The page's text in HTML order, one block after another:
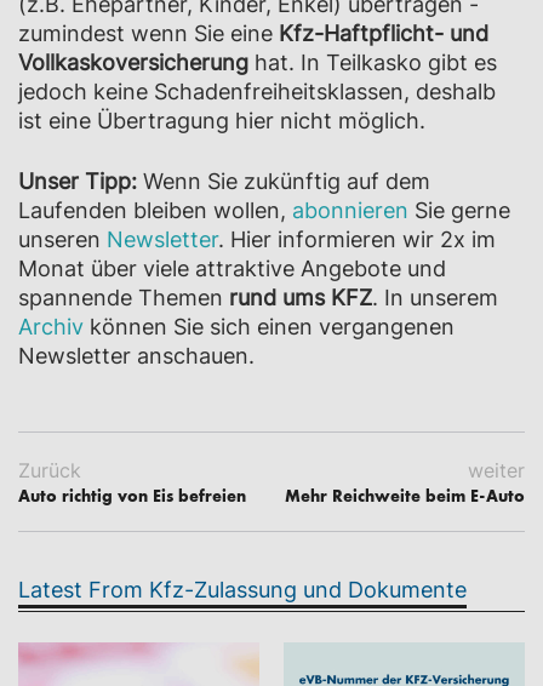
zumindest wenn Sie eine Kfz-Haftpflicht- und
Vollkaskoversicherung hat. In Teilkasko gibt es
jedoch keine Schadenfreiheitsklassen, deshalb
ist eine Übertragung hier nicht möglich.
Unser Tipp: Wenn Sie zukünftig auf dem
Laufenden bleiben wollen, abonnieren Sie gerne
unseren Newsletter. Hier informieren wir 2x im
Monat über viele attraktive Angebote und
spannende Themen rund ums KFZ. In unserem
Archiv können Sie sich einen vergangenen
Newsletter anschauen.
Zurück
Auto richtig von Eis befreien
weiter
Mehr Reichweite beim E-Auto
Latest From Kfz-Zulassung und Dokumente